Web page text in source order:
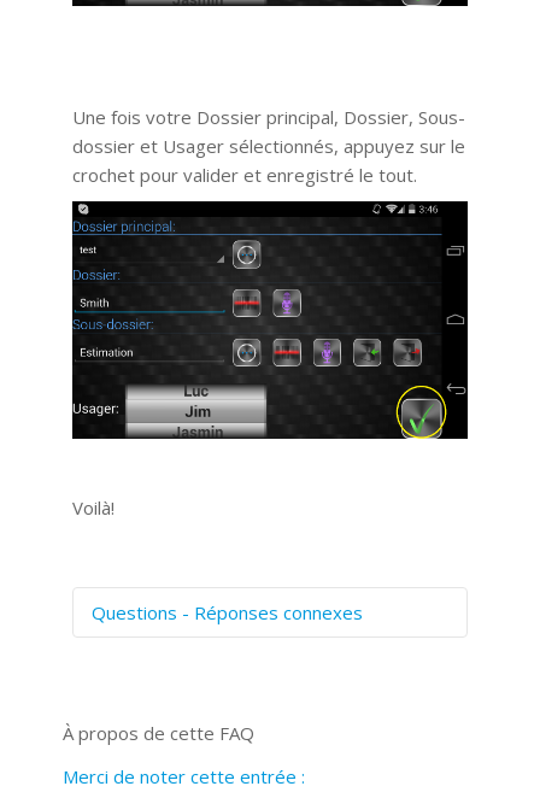
Une fois votre Dossier principal, Dossier, Sous-
dossier et Usager sélectionnés, appuyez sur le
crochet pour valider et enregistré le tout.
Voilà!
Questions - Réponses connexes
Prise de vue 360°
À propos de cette FAQ
Merci de noter cette entrée :